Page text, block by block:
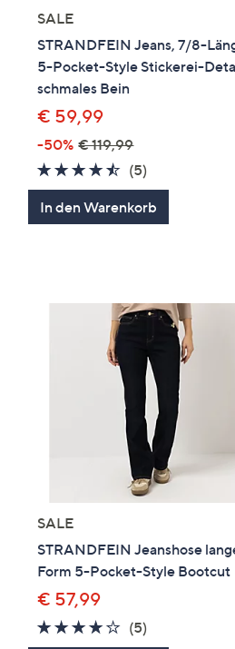
SALE
STRANDFEIN Jeans, 7/8-
5-Pocket-Style Stickerei-
schmales Bein
€ 59,99
-50% € 119,99
4.4
von
5
(5)
Bewertungen
In den Warenkorb
SALE
STRANDFEIN Jeanshose
Form 5-Pocket-Style Bootcut
€ 57,99
4.0
(5)